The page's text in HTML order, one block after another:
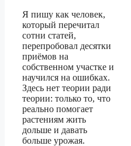
Я пишу как человек,
который перечитал
сотни статей,
перепробовал десятки
приёмов на
собственном участке и
научился на ошибках.
Здесь нет теории ради
теории: только то, что
реально помогает
растениям жить
дольше и давать
больше урожая.